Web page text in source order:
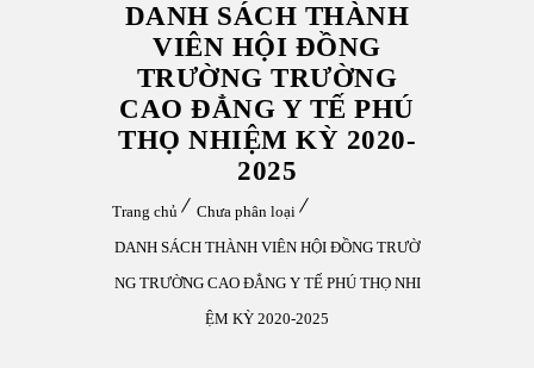
DANH SÁCH THÀNH
VIÊN HỘI ĐỒNG
TRƯỜNG TRƯỜNG
CAO ĐẲNG Y TẾ PHÚ
THỌ NHIỆM KỲ 2020-
2025
Trang chủ
Chưa phân loại
DANH SÁCH THÀNH VIÊN HỘI ĐỒNG TRƯỜ
NG TRƯỜNG CAO ĐẲNG Y TẾ PHÚ THỌ NHI
ỆM KỲ 2020-2025